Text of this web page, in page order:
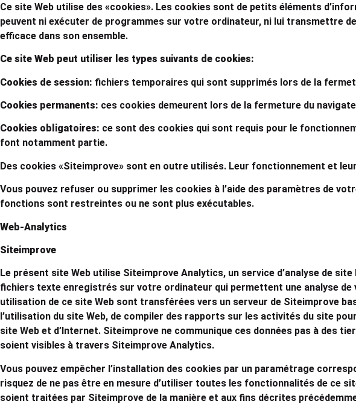
Ce site Web utilise des «cookies». Les cookies sont de petits éléments
peuvent ni exécuter de programmes sur votre ordinateur, ni lui transmettre
efficace dans son ensemble.
Ce site Web peut utiliser les types suivants de cookies:
Cookies de session: fichiers temporaires qui sont supprimés lors de la
Cookies permanents: ces cookies demeurent lors de la fermeture du
Cookies obligatoires: ce sont des cookies qui sont requis pour le
font notamment partie.
Des cookies «Siteimprove» sont en outre utilisés. Leur fonctionnement et
Vous pouvez refuser ou supprimer les cookies à l’aide des paramètres de
fonctions sont restreintes ou ne sont plus exécutables.
Web-Analytics
Siteimprove
Le présent site Web utilise Siteimprove Analytics, un service d’analyse de
fichiers texte enregistrés sur votre ordinateur qui permettent une analyse
utilisation de ce site Web sont transférées vers un serveur de Siteimprove
l’utilisation du site Web, de compiler des rapports sur les activités du site
site Web et d’Internet. Siteimprove ne communique ces données pas à des
soient visibles à travers Siteimprove Analytics.
Vous pouvez empêcher l’installation des cookies par un paramétrage
risquez de ne pas être en mesure d’utiliser toutes les fonctionnalités de ce
soient traitées par Siteimprove de la manière et aux fins décrites